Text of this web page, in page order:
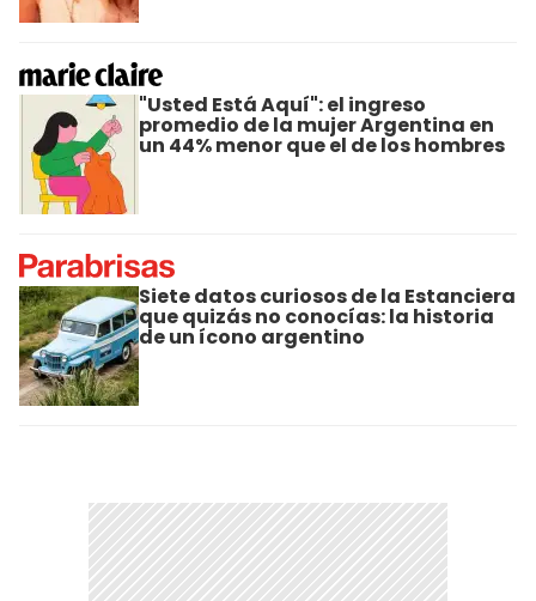
"Usted Está Aquí": el ingreso
promedio de la mujer Argentina en
un 44% menor que el de los hombres
Siete datos curiosos de la Estanciera
que quizás no conocías: la historia
de un ícono argentino